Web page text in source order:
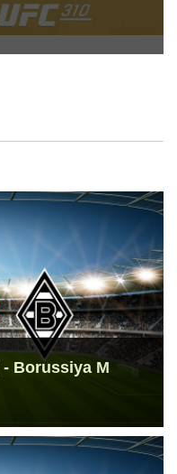
Borussiya M